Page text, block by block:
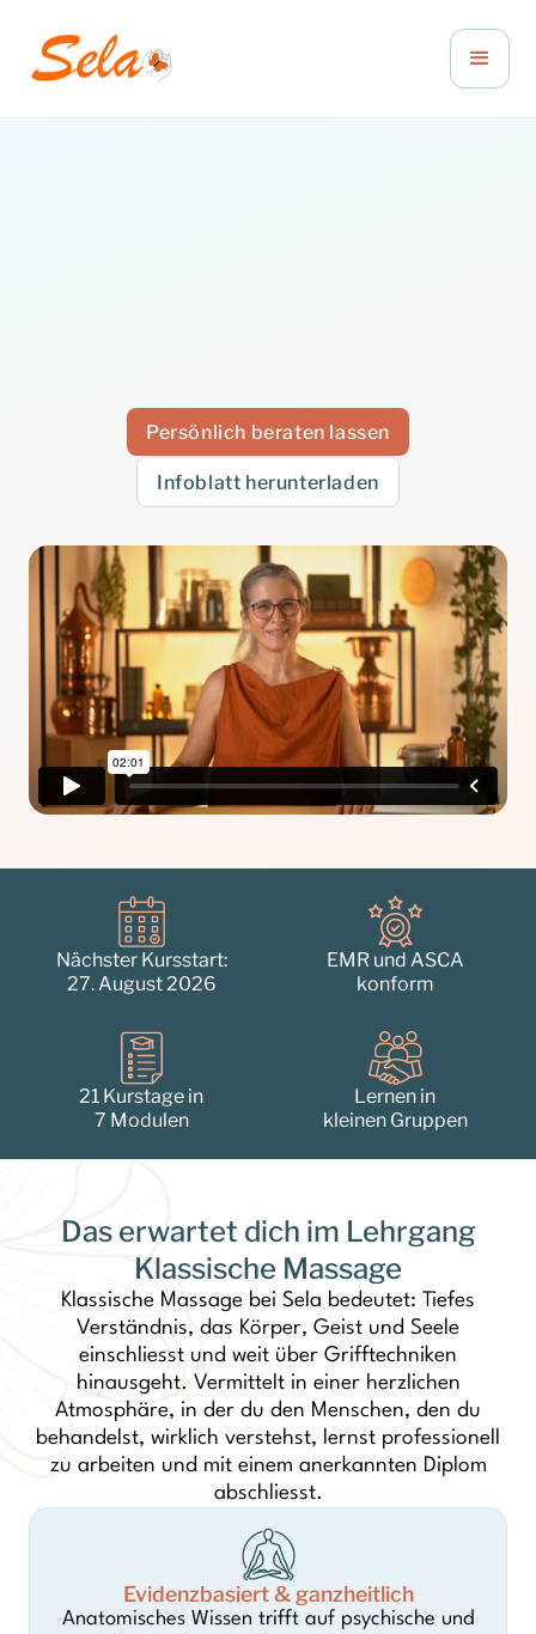
Persönlich beraten lassen
Infoblatt herunterladen
Nächster Kursstart:
27. August 2026
EMR und ASCA
konform
21 Kurstage in
7 Modulen
Lernen in
kleinen Gruppen
Das erwartet dich im Lehrgang
Klassische Massage
Klassische Massage bei Sela bedeutet: Tiefes
Verständnis, das Körper, Geist und Seele
einschliesst und weit über Grifftechniken
hinausgeht. Vermittelt in einer herzlichen
Atmosphäre, in der du den Menschen, den du
behandelst, wirklich verstehst, lernst professionell
zu arbeiten und mit einem anerkannten Diplom
abschliesst.
Evidenzbasiert & ganzheitlich
Anatomisches Wissen trifft auf psychische und